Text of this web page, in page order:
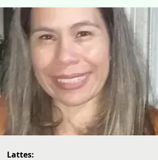
Lattes: